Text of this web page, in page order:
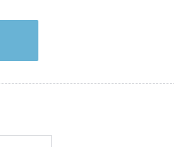
セミナーの参加を申し込み，申し込み
してセミナー企業が定めた金額をい
います。